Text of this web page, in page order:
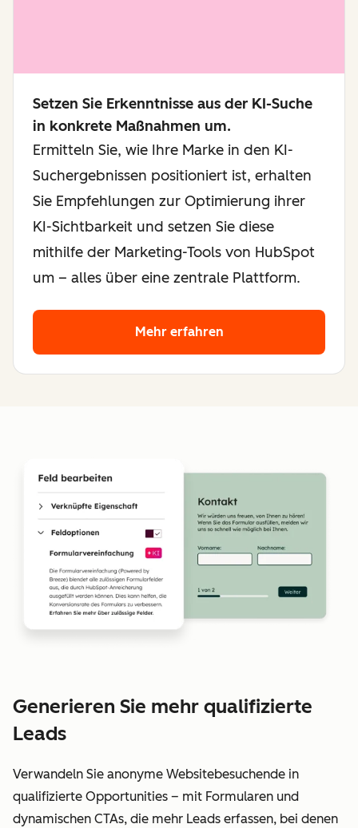
Setzen Sie Erkenntnisse aus der KI-Suche
in konkrete Maßnahmen um.
Ermitteln Sie, wie Ihre Marke in den KI-
Suchergebnissen positioniert ist, erhalten
Sie Empfehlungen zur Optimierung ihrer
KI-Sichtbarkeit und setzen Sie diese
mithilfe der Marketing-Tools von HubSpot
um – alles über eine zentrale Plattform.
Mehr erfahren
Generieren Sie mehr qualifizierte
Leads
Verwandeln Sie anonyme Websitebesuchende in
qualifizierte Opportunities – mit Formularen und
dynamischen CTAs, die mehr Leads erfassen, bei denen